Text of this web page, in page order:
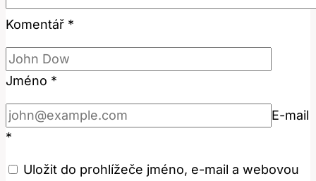
Komentář *
Jméno *
E-mail
*
Uložit do prohlížeče jméno, e-mail a webovou